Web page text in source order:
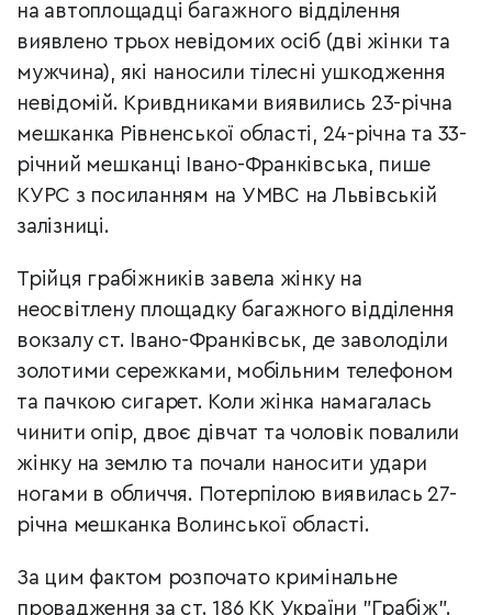
на автоплощадці багажного відділення
виявлено трьох невідомих осіб (дві жінки та
мужчина), які наносили тілесні ушкодження
невідомій. Кривдниками виявились 23-річна
мешканка Рівненської області, 24-річна та 33-
річний мешканці Івано-Франківська, пише
КУРС з посиланням на УМВС на Львівській
залізниці.
Трійця грабіжників завела жінку на
неосвітлену площадку багажного відділення
вокзалу ст. Івано-Франківськ, де заволоділи
золотими сережками, мобільним телефоном
та пачкою сигарет. Коли жінка намагалась
чинити опір, двоє дівчат та чоловік повалили
жінку на землю та почали наносити удари
ногами в обличчя. Потерпілою виявилась 27-
річна мешканка Волинської області.
За цим фактом розпочато кримінальне
провадження за ст. 186 КК України "Грабіж".